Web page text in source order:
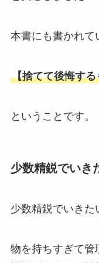
本書にも書かれて
【捨てて後悔す
ということです。
少数精鋭でいき
少数精鋭でいきた
物を持ちすぎて管